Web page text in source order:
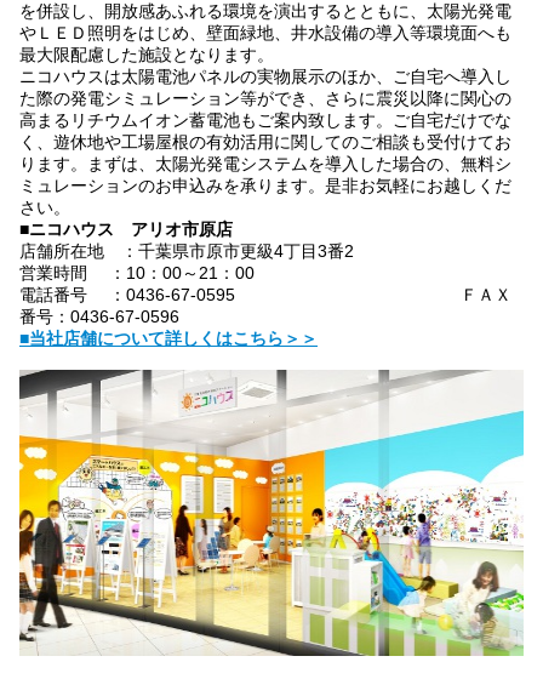
を併設し、開放感あふれる環境を演出するとともに、太陽光発電
やＬＥＤ照明をはじめ、壁面緑地、井水設備の導入等環境面へも
最大限配慮した施設となります。
ニコハウスは太陽電池パネルの実物展示のほか、ご自宅へ導入し
た際の発電シミュレーション等ができ、さらに震災以降に関心の
高まるリチウムイオン蓄電池もご案内致します。ご自宅だけでな
く、遊休地や工場屋根の有効活用に関してのご相談も受付けてお
ります。まずは、太陽光発電システムを導入した場合の、無料シ
ミュレーションのお申込みを承ります。是非お気軽にお越しくだ
さい。
■ニコハウス アリオ市原店
店舗所在地 ：千葉県市原市更級4丁目3番2
営業時間 ：10：00～21：00
電話番号 ：0436-67-0595 ＦＡＸ
番号：0436-67-0596
■当社店舗について詳しくはこちら＞＞